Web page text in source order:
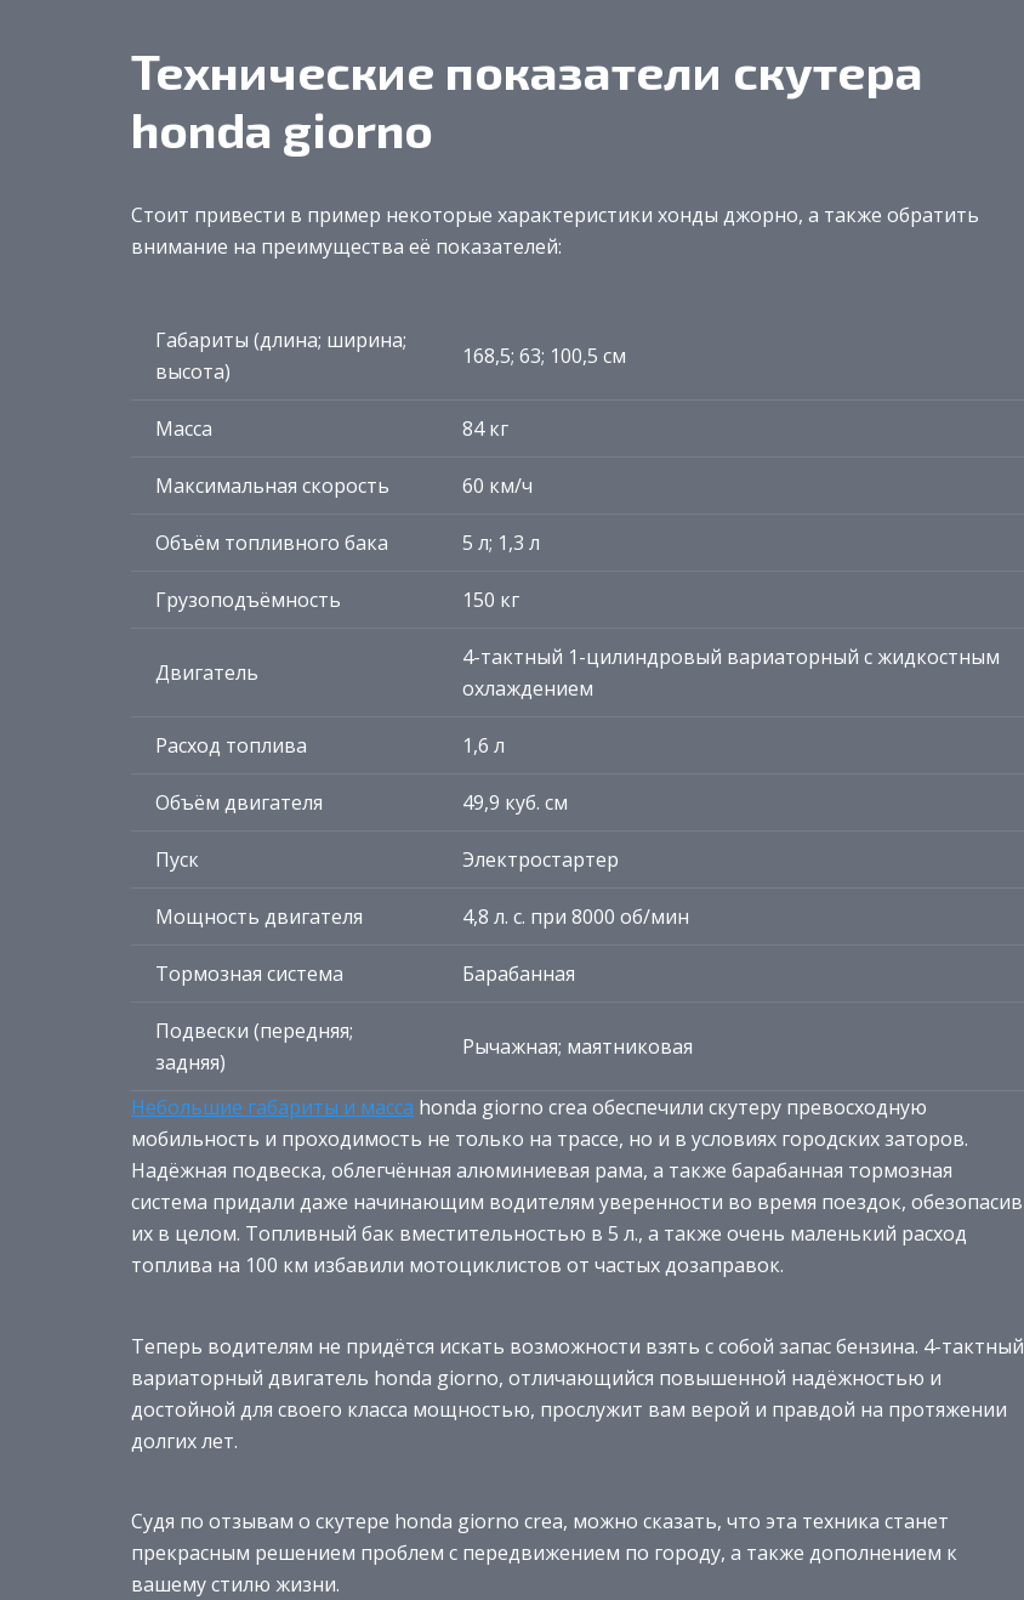
Технические показатели скутера
honda giorno
Стоит привести в пример некоторые характеристики хонды джорно, а также обратить
внимание на преимущества её показателей:
Габариты (длина; ширина;
высота)
168,5; 63; 100,5 см
Масса 84 кг
Максимальная скорость 60 км/ч
Объём топливного бака 5 л; 1,3 л
Грузоподъёмность 150 кг
Двигатель
4-тактный 1-цилиндровый вариаторный с жидкостным
охлаждением
Расход топлива 1,6 л
Объём двигателя 49,9 куб. см
Пуск Электростартер
Мощность двигателя 4,8 л. с. при 8000 об/мин
Тормозная система Барабанная
Подвески (передняя;
задняя)
Рычажная; маятниковая
Небольшие габариты и масса honda giorno crea обеспечили скутеру превосходную
мобильность и проходимость не только на трассе, но и в условиях городских заторов.
Надёжная подвеска, облегчённая алюминиевая рама, а также барабанная тормозная
система придали даже начинающим водителям уверенности во время поездок, обезопасив
их в целом. Топливный бак вместительностью в 5 л., а также очень маленький расход
топлива на 100 км избавили мотоциклистов от частых дозаправок.
Теперь водителям не придётся искать возможности взять с собой запас бензина. 4-тактный
вариаторный двигатель honda giorno, отличающийся повышенной надёжностью и
достойной для своего класса мощностью, прослужит вам верой и правдой на протяжении
долгих лет.
Судя по отзывам о скутере honda giorno crea, можно сказать, что эта техника станет
прекрасным решением проблем с передвижением по городу, а также дополнением к
вашему стилю жизни.